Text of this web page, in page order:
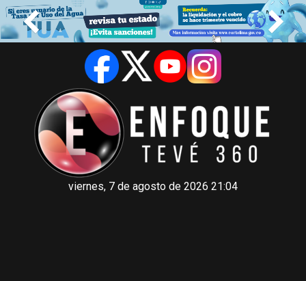
viernes, 7 de agosto de 2026 21:04